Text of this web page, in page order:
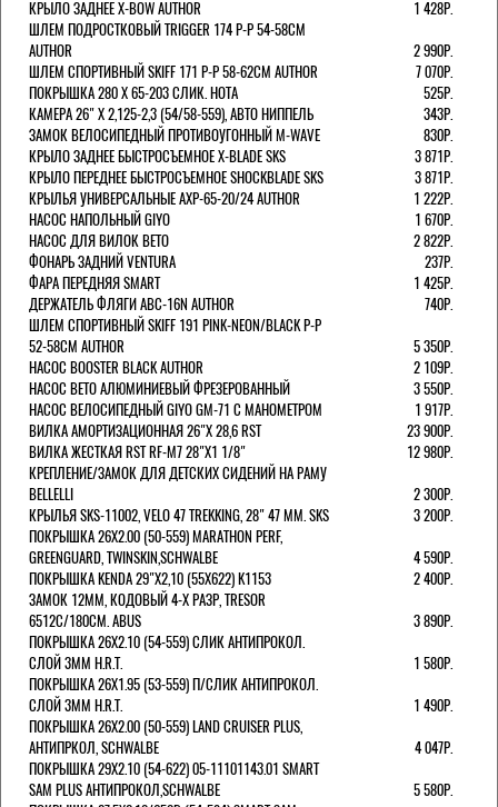
КРЫЛО ЗАДНЕЕ X-BOW AUTHOR
1 428Р.
ШЛЕМ ПОДРОСТКОВЫЙ TRIGGER 174 Р-Р 54-58СМ
AUTHOR
2 990Р.
ШЛЕМ СПОРТИВНЫЙ SKIFF 171 Р-Р 58-62СМ AUTHOR
7 070Р.
ПОКРЫШКА 280 X 65-203 СЛИК. HOTA
525Р.
КАМЕРА 26" X 2,125-2,3 (54/58-559), АВТО НИППЕЛЬ
343Р.
ЗАМОК ВЕЛОСИПЕДНЫЙ ПРОТИВОУГОННЫЙ M-WAVE
830Р.
КРЫЛО ЗАДНЕЕ БЫСТРОСЪЕМНОЕ X-BLADE SKS
3 871Р.
КРЫЛО ПЕРЕДНЕЕ БЫСТРОСЪЕМНОЕ SHOCKBLADE SKS
3 871Р.
КРЫЛЬЯ УНИВЕРСАЛЬНЫЕ AXP-65-20/24 AUTHOR
1 222Р.
НАСОС НАПОЛЬНЫЙ GIYO
1 670Р.
НАСОС ДЛЯ ВИЛОК ВЕТО
2 822Р.
ФОНАРЬ ЗАДНИЙ VENTURA
237Р.
ФАРА ПЕРЕДНЯЯ SMART
1 425Р.
ДЕРЖАТЕЛЬ ФЛЯГИ ABC-16N AUTHOR
740Р.
ШЛЕМ СПОРТИВНЫЙ SKIFF 191 PINK-NEON/BLACK Р-Р
52-58СМ AUTHOR
5 350Р.
НАСОС BOOSTER BLACK AUTHOR
2 109Р.
НАСОС BETO АЛЮМИНИЕВЫЙ ФРЕЗЕРОВАННЫЙ
3 550Р.
НАСОС ВЕЛОСИПЕДНЫЙ GIYO GM-71 С МАНОМЕТРОМ
1 917Р.
ВИЛКА АМОРТИЗАЦИОННАЯ 26"Х 28,6 RST
23 900Р.
ВИЛКА ЖЕСТКАЯ RST RF-M7 28"Х1 1/8"
12 980Р.
КРЕПЛЕНИЕ/ЗАМОК ДЛЯ ДЕТСКИХ СИДЕНИЙ НА РАМУ
BELLELLI
2 300Р.
КРЫЛЬЯ SKS-11002, VELO 47 TREKKING, 28" 47 ММ. SKS
3 200Р.
ПОКРЫШКА 26X2.00 (50-559) MARATHON PERF,
GREENGUARD, TWINSKIN,SCHWALBE
4 590Р.
ПОКРЫШКА KENDA 29"Х2,10 (55X622) K1153
2 400Р.
ЗАМОК 12ММ, КОДОВЫЙ 4-Х РАЗР, TRESOR
6512C/180СМ. ABUS
3 890Р.
ПОКРЫШКА 26X2.10 (54-559) СЛИК АНТИПРОКОЛ.
СЛОЙ 3ММ H.R.T.
1 580Р.
ПОКРЫШКА 26X1.95 (53-559) П/СЛИК АНТИПРОКОЛ.
СЛОЙ 3ММ H.R.T.
1 490Р.
ПОКРЫШКА 26X2.00 (50-559) LAND CRUISER PLUS,
АНТИПРКОЛ, SCHWALBE
4 047Р.
ПОКРЫШКА 29X2.10 (54-622) 05-11101143.01 SMART
SAM PLUS АНТИПРОКОЛ,SCHWALBE
5 580Р.